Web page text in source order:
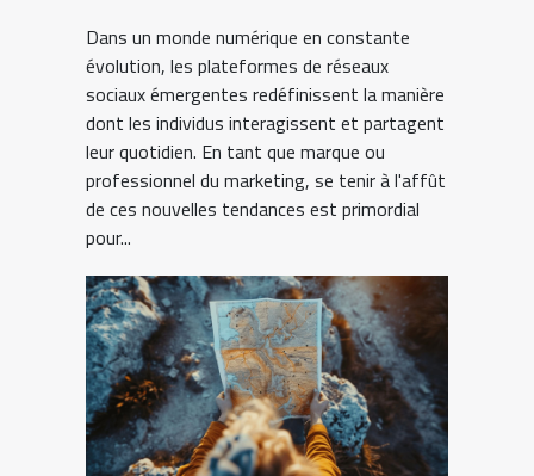
avant-gardiste
Dans un monde numérique en constante
évolution, les plateformes de réseaux
sociaux émergentes redéfinissent la manière
dont les individus interagissent et partagent
leur quotidien. En tant que marque ou
professionnel du marketing, se tenir à l'affût
de ces nouvelles tendances est primordial
pour...